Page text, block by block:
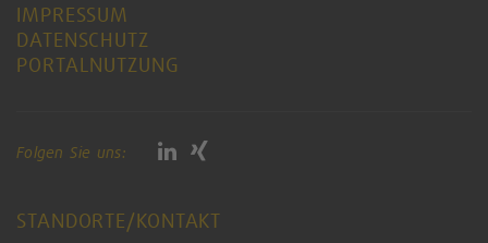
IMPRESSUM
DATENSCHUTZ
PORTALNUTZUNG
Folgen Sie uns:
STANDORTE/KONTAKT